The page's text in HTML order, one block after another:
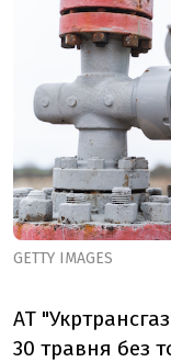
GETTY IMAGES
АТ
30 травня без